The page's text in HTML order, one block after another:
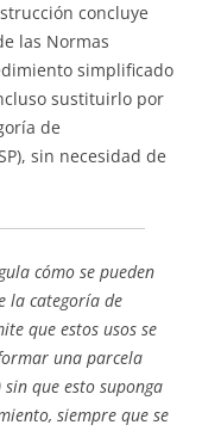
concluye
las Normas
simplificado
sustituirlo por
de
sin necesidad de
cómo se pueden
la categoría de
que estos usos se
una parcela
que esto suponga
siempre que se